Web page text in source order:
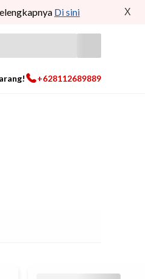
Di sini X
+628112689889